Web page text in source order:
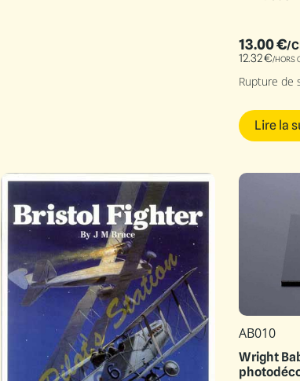
13.00€/
12.32€/HORS
Rupture de
Lire la
AB010
Wright